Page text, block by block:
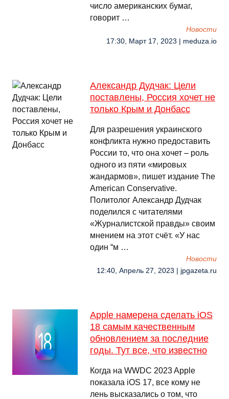
число американских бумаг,
говорит …
Новости
17:30, Март 17, 2023 | meduza.io
Александр Дудчак: Цели
поставлены, Россия хочет не
только Крым и Донбасс
Для разрешения украинского
конфликта нужно предоставить
России то, что она хочет – роль
одного из пяти «мировых
жандармов», пишет издание The
American Conservative.
Политолог Александр Дудчак
поделился с читателями
«Журналистской правды» своим
мнением на этот счёт. «У нас
один “м …
Новости
12:40, Апрель 27, 2023 | jpgazeta.ru
Apple намерена сделать iOS
18 самым качественным
обновлением за последние
годы. Тут все, что известно
Когда на WWDC 2023 Apple
показала iOS 17, все кому не
лень высказались о том, что